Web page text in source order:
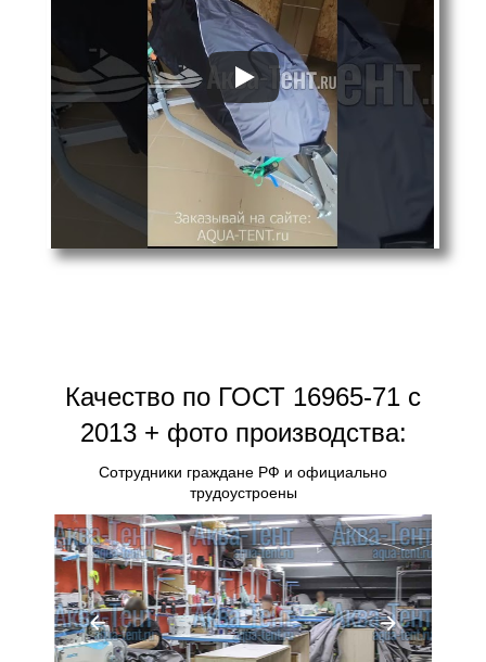
Качество по ГОСТ 16965-71 с
2013 + фото производства:
Сотрудники граждане РФ и официально
трудоустроены